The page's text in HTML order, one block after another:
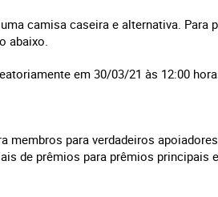
camisa caseira e alternativa.
abaixo.
em 30/03/21 às 12:00
membros para verdadeiros
de prêmios para prêmios principais